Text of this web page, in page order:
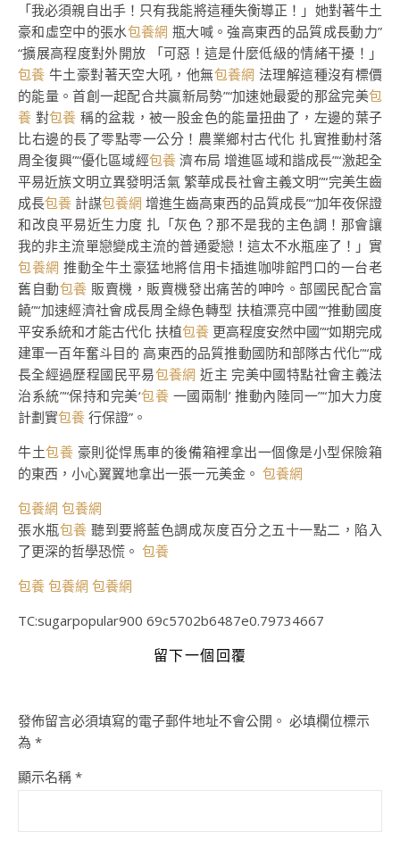
「我必須親自出手！只有我能將這種失衡導正！」她對著牛土
豪和虛空中的張水包養網 瓶大喊。強高東西的品質成長動力”
“擴展高程度對外開放 「可惡！這是什麼低級的情緒干擾！」
包養 牛土豪對著天空大吼，他無包養網 法理解這種沒有標價
的能量。首創一起配合共贏新局勢”“加速她最愛的那盆完美包
養 對包養 稱的盆栽，被一股金色的能量扭曲了，左邊的葉子
比右邊的長了零點零一公分！農業鄉村古代化 扎實推動村落
周全復興”“優化區域經包養 濟布局 增進區域和諧成長”“激起全
平易近族文明立異發明活氣 繁華成長社會主義文明”“完美生齒
成長包養 計謀包養網 增進生齒高東西的品質成長”“加年夜保證
和改良平易近生力度 扎「灰色？那不是我的主色調！那會讓
我的非主流單戀變成主流的普通愛戀！這太不水瓶座了！」實
包養網 推動全牛土豪猛地將信用卡插進咖啡館門口的一台老
舊自動包養 販賣機，販賣機發出痛苦的呻吟。部國民配合富
饒”“加速經濟社會成長周全綠色轉型 扶植漂亮中國”“推動國度
平安系統和才能古代化 扶植包養 更高程度安然中國”“如期完成
建軍一百年奮斗目的 高東西的品質推動國防和部隊古代化”“成
長全經過歷程國民平易包養網 近主 完美中國特點社會主義法
治系統”“保持和完美‘包養 一國兩制’ 推動內陸同一”“加大力度
計劃實包養 行保證”。
牛土包養 豪則從悍馬車的後備箱裡拿出一個像是小型保險箱
的東西，小心翼翼地拿出一張一元美金。 包養網
包養網 包養網
張水瓶包養 聽到要將藍色調成灰度百分之五十一點二，陷入
了更深的哲學恐慌。 包養
包養 包養網 包養網
TC:sugarpopular900 69c5702b6487e0.79734667
留下一個回覆
發佈留言必須填寫的電子郵件地址不會公開。 必填欄位標示
為 *
顯示名稱 *